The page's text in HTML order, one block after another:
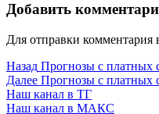
Добавить
Для отправки комментария
Навигация
по
Назад Предыдущая
запись:
Прогнозы с платных
Далее Следующая
запись:
Прогнозы с платных
Наш канал в ТГ
Наш канал в МАКС